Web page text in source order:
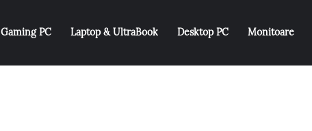
Gaming PC Laptop & UltraBook Desktop PC Monitoare